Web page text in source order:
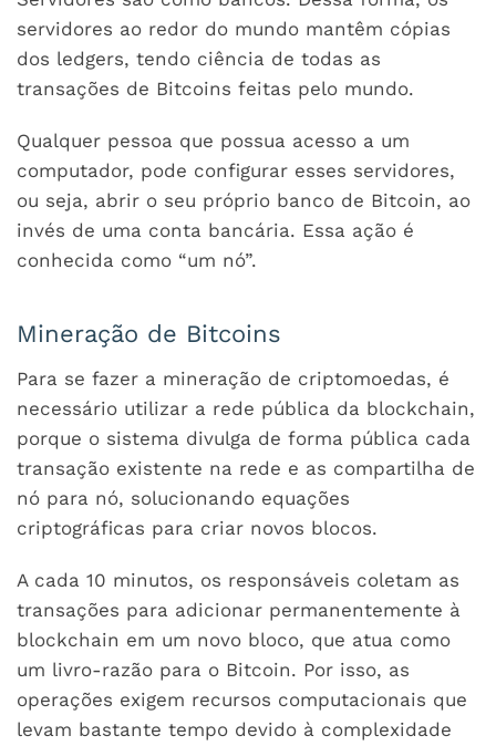
servidores ao redor do mundo mantêm cópias
dos ledgers, tendo ciência de todas as
transações de Bitcoins feitas pelo mundo.
Qualquer pessoa que possua acesso a um
computador, pode configurar esses servidores,
ou seja, abrir o seu próprio banco de Bitcoin, ao
invés de uma conta bancária. Essa ação é
conhecida como “um nó”.
Mineração de Bitcoins
Para se fazer a mineração de criptomoedas, é
necessário utilizar a rede pública da blockchain,
porque o sistema divulga de forma pública cada
transação existente na rede e as compartilha de
nó para nó, solucionando equações
criptográficas para criar novos blocos.
A cada 10 minutos, os responsáveis coletam as
transações para adicionar permanentemente à
blockchain em um novo bloco, que atua como
um livro-razão para o Bitcoin. Por isso, as
operações exigem recursos computacionais que
levam bastante tempo devido à complexidade